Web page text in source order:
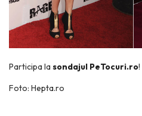
Participa la sondajul PeTocuri.ro!
Foto: Hepta.ro